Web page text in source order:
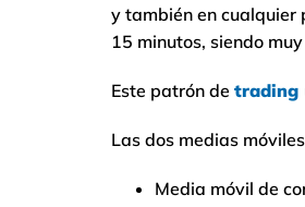
y también en cualquier
15 minutos, siendo
Este patrón de trading
Las dos medias
Media móvil de